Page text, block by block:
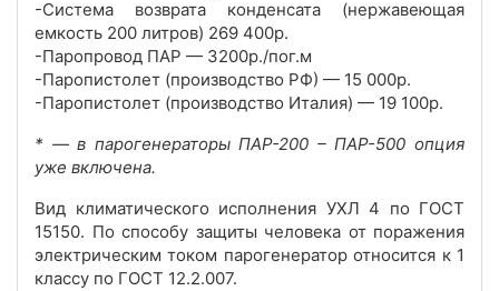
-Система возврата конденсата (нержавеющая
емкость 200 литров) 269 400р.
-Паропровод ПАР — 3200р./пог.м
-Паропистолет (производство РФ) — 15 000р.
-Паропистолет (производство Италия) — 19 100р.
* — в парогенераторы ПАР-200 – ПАР-500 опция
уже включена.
Вид климатического исполнения УХЛ 4 по ГОСТ
15150. По способу защиты человека от поражения
электрическим током парогенератор относится к 1
классу по ГОСТ 12.2.007.